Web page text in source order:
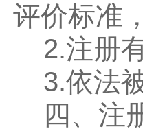
评价标准
2.注册
3.依法
四、注